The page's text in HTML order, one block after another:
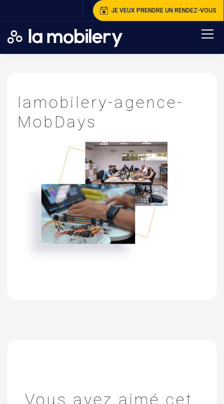
JE VEUX PRENDRE UN RENDEZ-VOUS
otre Agence>Lamobilery-agence-MobDays
lamobilery-agence-
MobDays
Vous avez aimé cet